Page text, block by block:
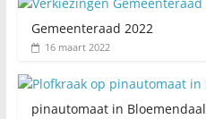
Gemeenteraad 2022
16 maart 2022
pinautomaat in Bloemendaal